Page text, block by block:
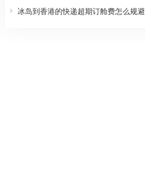
冰岛到香港的快递超期订舱费怎么规避